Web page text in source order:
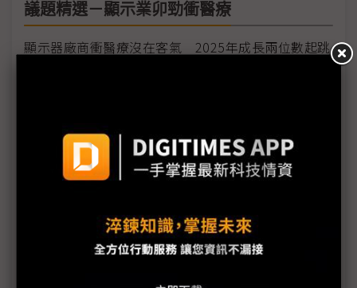
議題精選－顯示業卯勁衝醫療
顯示器廠商衝醫療沒在客氣 2025年成長兩位數起跳
睿生醫療科技展 秀AI軟硬體整合技術
數位科技結合臨床需求 台廠布局歐洲智慧醫療